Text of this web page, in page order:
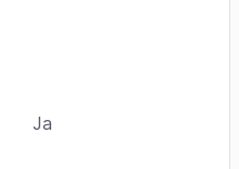
Ja